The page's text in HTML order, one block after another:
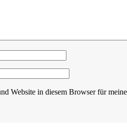
Website in diesem Browser für